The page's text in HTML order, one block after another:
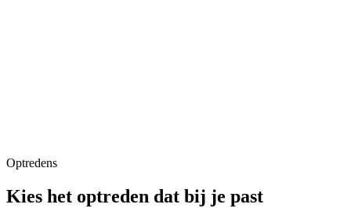
Optredens
Kies het optreden dat bij je past